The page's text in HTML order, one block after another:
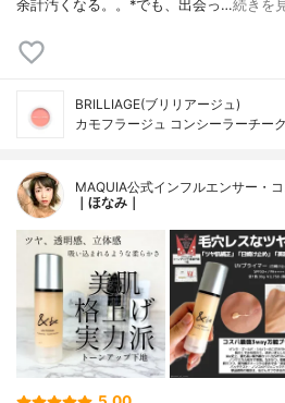
余計汚くなる。。⁡*でも、出会っ…続きを
BRILLIAGE(ブリリアージュ)
カモフラージュ コンシーラーチーク
MAQUIA公式インフルエンサー・
｜ほなみ｜